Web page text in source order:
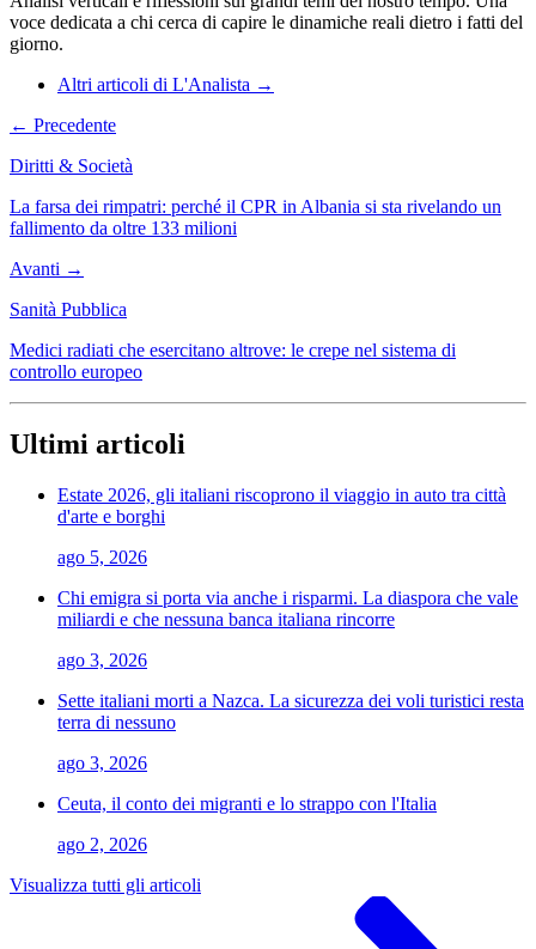
voce dedicata a chi cerca di capire le dinamiche reali dietro i fatti del
giorno.
Altri articoli di L'Analista →
← Precedente
Diritti & Società
La farsa dei rimpatri: perché il CPR in Albania si sta rivelando un
fallimento da oltre 133 milioni
Avanti →
Sanità Pubblica
Medici radiati che esercitano altrove: le crepe nel sistema di
controllo europeo
Ultimi articoli
Estate 2026, gli italiani riscoprono il viaggio in auto tra città
d'arte e borghi
ago 5, 2026
Chi emigra si porta via anche i risparmi. La diaspora che vale
miliardi e che nessuna banca italiana rincorre
ago 3, 2026
Sette italiani morti a Nazca. La sicurezza dei voli turistici resta
terra di nessuno
ago 3, 2026
Ceuta, il conto dei migranti e lo strappo con l'Italia
ago 2, 2026
Visualizza tutti gli articoli